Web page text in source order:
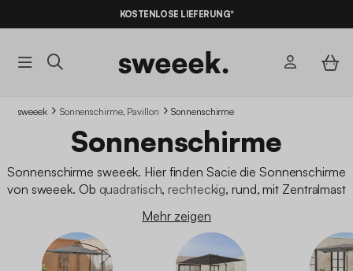
AUF DER SCHNÄPPCHEN* MIT DEM CODE
KOSTENLOSE LIEFERUNG*
sweeek Sonnenschirme, Pavillon Sonnenschirme
Sonnenschirme
Sonnenschirme sweeek. Hier finden Sacie die Sonnenschirme
von sweeek. Ob quadratisch, rechteckig, rund, mit Zentralmast
voll erfüllen. sweeek garantiert schnelle Lieferung und niedrige
Preise.
Mehr zeigen